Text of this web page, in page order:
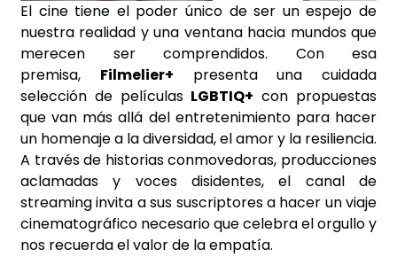
El cine tiene el poder único de ser un espejo de
nuestra realidad y una ventana hacia mundos que
merecen ser comprendidos. Con esa
premisa, Filmelier+ presenta una cuidada
selección de películas LGBTIQ+ con propuestas
que van más allá del entretenimiento para hacer
un homenaje a la diversidad, el amor y la resiliencia.
A través de historias conmovedoras, producciones
aclamadas y voces disidentes, el canal de
streaming invita a sus suscriptores a hacer un viaje
cinematográfico necesario que celebra el orgullo y
nos recuerda el valor de la empatía.